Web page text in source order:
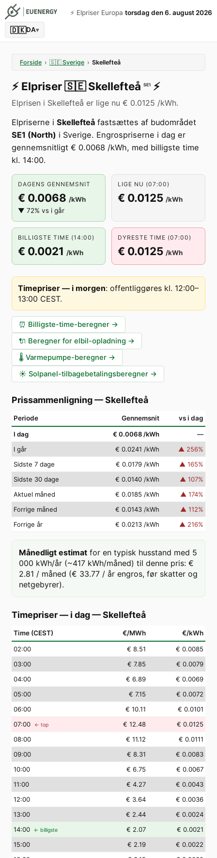
⚡️ Elpriser Europa torsdag den 6. august 2026
🇩🇰DA▾
Forside › 🇸🇪 Sverige › Skellefteå
⚡️ Elpriser🇸🇪 Skellefteå SE1 ⚡️
Elprisen i Skellefteå er lige nu € 0.0125 /kWh.
Elpriserne i Skellefteå fastsættes af budområdet
SE1 (North) i Sverige. Engrospriserne i dag er
gennemsnitligt € 0.0068 /kWh, med billigste time
kl. 14:00.
DAGENS GENNEMSNIT
€ 0.0068 /kWh
▼ 72% vs i går
LIGE NU (07:00)
€ 0.0125 /kWh
BILLIGSTE TIME (14:00)
€ 0.0021 /kWh
DYRESTE TIME (07:00)
€ 0.0125 /kWh
Timepriser — i morgen: offentliggøres kl. 12:00–
13:00 CEST.
⏰ Billigste-time-beregner →
🔌 Beregner for elbil-opladning →
🌡️ Varmepumpe-beregner →
☀️ Solpanel-tilbagebetalingsberegner →
Prissammenligning—Skellefteå
Periode Gennemsnit vs i dag
I dag € 0.0068 /kWh
—
I går
€ 0.0241 /kWh ▲ 256%
Sidste 7 dage
€ 0.0179 /kWh ▲ 165%
Sidste 30 dage
€ 0.0140 /kWh ▲ 107%
Aktuel måned
€ 0.0185 /kWh ▲ 174%
Forrige måned
€ 0.0143 /kWh ▲ 112%
Forrige år
€ 0.0213 /kWh ▲ 216%
Månedligt estimat for en typisk husstand med 5
000 kWh/år (~417 kWh/måned) til denne pris: €
2.81 / måned (€ 33.77 / år engros, før skatter og
netgebyrer).
Timepriser — i dag—Skellefteå
Time (CEST) €/MWh €/kWh
02:00 € 8.51
€ 0.0085
03:00 € 7.85
€ 0.0079
04:00 € 6.89
€ 0.0069
05:00 € 7.15
€ 0.0072
06:00 € 10.11
€ 0.0101
07:00 ← top € 12.48
€ 0.0125
08:00 € 11.12
€ 0.0111
09:00 € 8.31
€ 0.0083
10:00 € 6.75
€ 0.0067
11:00 € 4.27
€ 0.0043
12:00 € 3.64
€ 0.0036
13:00 € 2.44
€ 0.0024
14:00 ← billigste € 2.07
€ 0.0021
15:00 € 2.19
€ 0.0022